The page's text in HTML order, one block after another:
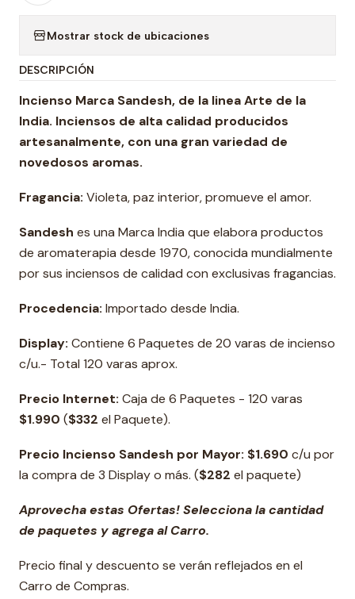
Mostrar stock de ubicaciones
DESCRIPCIÓN
Incienso Marca Sandesh, de la linea Arte de la
India. Inciensos de alta calidad producidos
artesanalmente, con una gran variedad de
novedosos aromas.
Fragancia: Violeta, paz interior, promueve el amor.
Sandesh es una Marca India que elabora productos
de aromaterapia desde 1970, conocida mundialmente
por sus inciensos de calidad con exclusivas fragancias.
Procedencia: Importado desde India.
Display: Contiene 6 Paquetes de 20 varas de incienso
c/u.- Total 120 varas aprox.
Precio Internet: Caja de 6 Paquetes - 120 varas
$1.990 ($332 el Paquete).
Precio Incienso Sandesh por Mayor: $1.690 c/u por
la compra de 3 Display o más. ($282 el paquete)
Aprovecha estas Ofertas! Selecciona la cantidad
de paquetes y agrega al Carro.
Precio final y descuento se verán reflejados en el
Carro de Compras.